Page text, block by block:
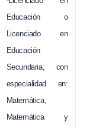
Educación o
Licenciado en
Educación
Secundaria, con
especialidad en:
Matemática,
Matemática y